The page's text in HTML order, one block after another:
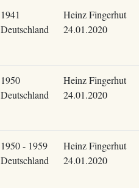
1941
Deutschland
Heinz Fingerhut
24.01.2020
1950
Deutschland
Heinz Fingerhut
24.01.2020
1950 - 1959
Deutschland
Heinz Fingerhut
24.01.2020